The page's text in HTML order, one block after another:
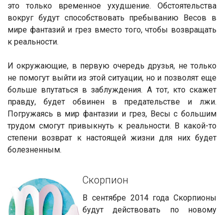
это только временное ухудшение. Обстоятельства
вокруг будут способствовать пребыванию Весов в
мире фантазий и грез вместо того, чтобы возвращать
к реальности.
И окружающие, в первую очередь друзья, не только
не помогут выйти из этой ситуации, но и позволят еще
больше впутаться в заблуждения. А тот, кто скажет
правду, будет обвинен в предательстве и лжи.
Погружаясь в мир фантазии и грез, Весы с большим
трудом смогут привыкнуть к реальности. В какой-то
степени возврат к настоящей жизни для них будет
болезненным.
Скорпион
В сентябре 2014 года Скорпионы
будут действовать по новому